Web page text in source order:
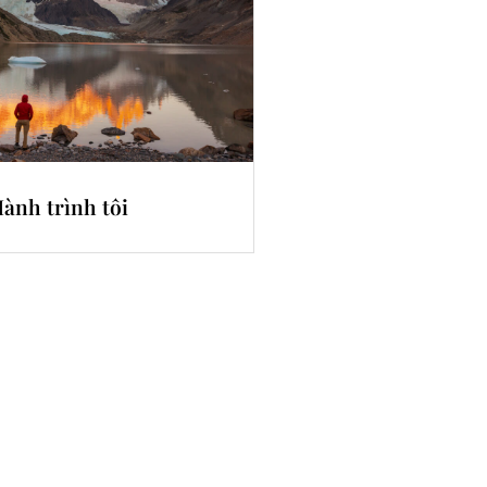
trình tôi